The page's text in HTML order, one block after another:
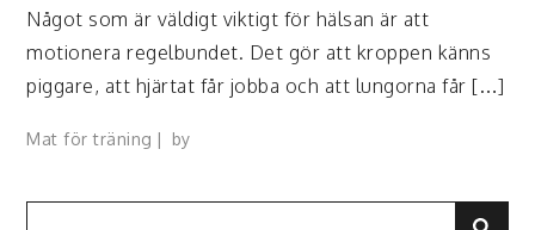
Något som är väldigt viktigt för hälsan är att
motionera regelbundet. Det gör att kroppen känns
piggare, att hjärtat får jobba och att lungorna får […]
Mat för träning by